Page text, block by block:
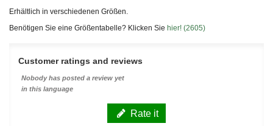
Erhältlich in verschiedenen Größen.
Benötigen Sie eine Größentabelle? Klicken Sie hier! (2605)
Customer ratings and reviews
Nobody has posted a review yet
in this language
Rate it